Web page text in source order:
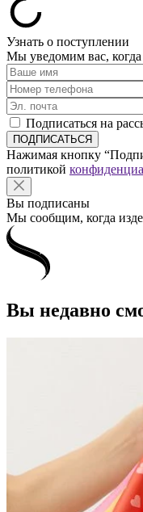
Узнать о поступлении
Мы уведомим вас, когда
Подписаться на
Нажимая кнопку
политикой
Вы подписаны
Мы сообщим, когда
Вы недавно